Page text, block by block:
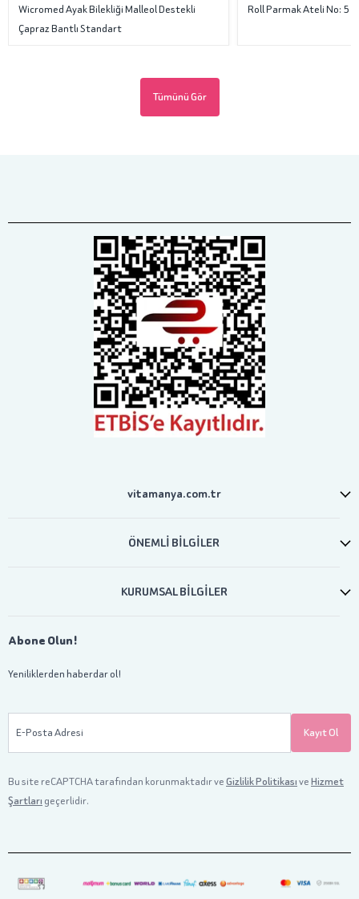
Wicromed Ayak Bilekliği Malleol Destekli
Çapraz Bantlı Standart
Roll Parmak Ateli No: 5
Tümünü Gör
vitamanya.com.tr
ÖNEMLİ BİLGİLER
KURUMSAL BİLGİLER
Abone Olun!
Yeniliklerden haberdar ol!
E-Posta Adresi Kayıt Ol
Bu site reCAPTCHA tarafından korunmaktadır veGizlilik PolitikasıveHizmet
Şartları geçerlidir.